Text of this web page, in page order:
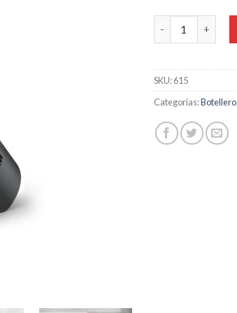
Enfriador de
SKU:615
Categorías: